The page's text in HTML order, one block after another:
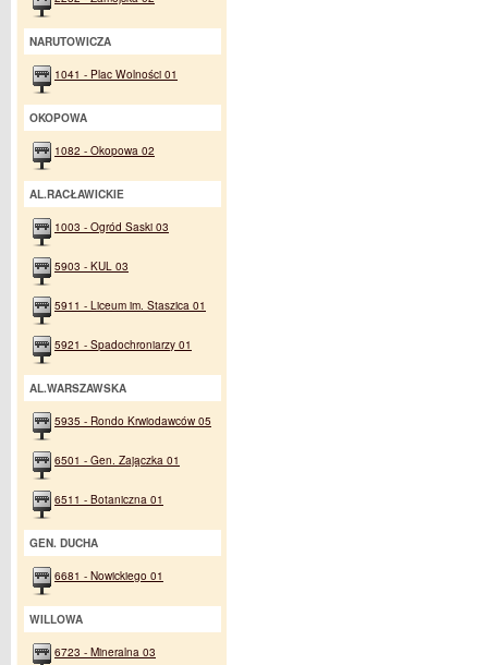
NARUTOWICZA
1041 - Plac Wolności 01
OKOPOWA
1082 - Okopowa 02
AL.RACŁAWICKIE
1003 - Ogród Saski 03
5903 - KUL 03
5911 - Liceum im. Staszica 01
5921 - Spadochroniarzy 01
AL.WARSZAWSKA
5935 - Rondo Krwiodawców 05
6501 - Gen. Zajączka 01
6511 - Botaniczna 01
GEN. DUCHA
6681 - Nowickiego 01
WILLOWA
6723 - Mineralna 03